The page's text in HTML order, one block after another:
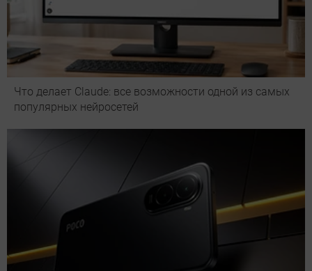
Что делает Сlaude: все возможности одной из самых
популярных нейросетей